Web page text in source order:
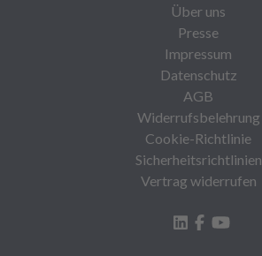
Über uns
Presse
Impressum
Datenschutz
AGB
Widerrufsbelehrung
Cookie-Richtlinie
Sicherheitsrichtlinien
Vertrag widerrufen